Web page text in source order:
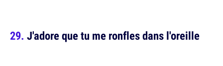
J'adore que tu me ronfles dans l'oreille